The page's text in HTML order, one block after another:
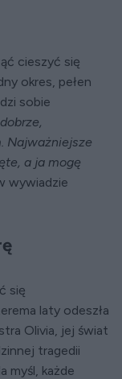
cieszyć się
okres, pełen
sobie
Najważniejsze
a ja mogę
wywiadzie
się
laty odeszła
Olivia, jej świat
tragedii
myśl, każde